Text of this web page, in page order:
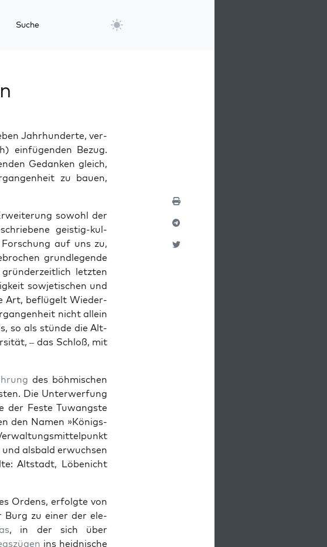
Suche
Jahrhun­derte, ver­
ein­fü­gen­den Bezug.
Gedanken gle­ich,
zu bauen,
sowohl der
geistig-kul­
auf uns zu,
grundle­gende
let­zten
sow­jetis­chen und
Art, beflügelt Wieder­
nicht allein
so als stünde die Alt­
– das Schloß, mit
des böh­mis­chen
Die Unter­w­er­fung
der Feste Tuwang­ste
den Namen »Königs­
als­bald erwuch­sen
Alt­stadt, Löbenicht
Ordens, erfol­gte von
Burg zu ein­er der ele­
, in der sich über
ins hei­d­nis­che